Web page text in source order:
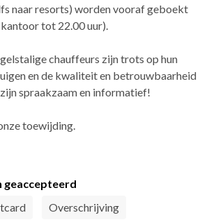
naar resorts) worden vooraf geboekt
tot 22.00 uur).
chauffeurs zijn trots op hun
en de kwaliteit en betrouwbaarheid
spraakzaam en informatief!
toewijding.
geaccepteerd
Overschrijving